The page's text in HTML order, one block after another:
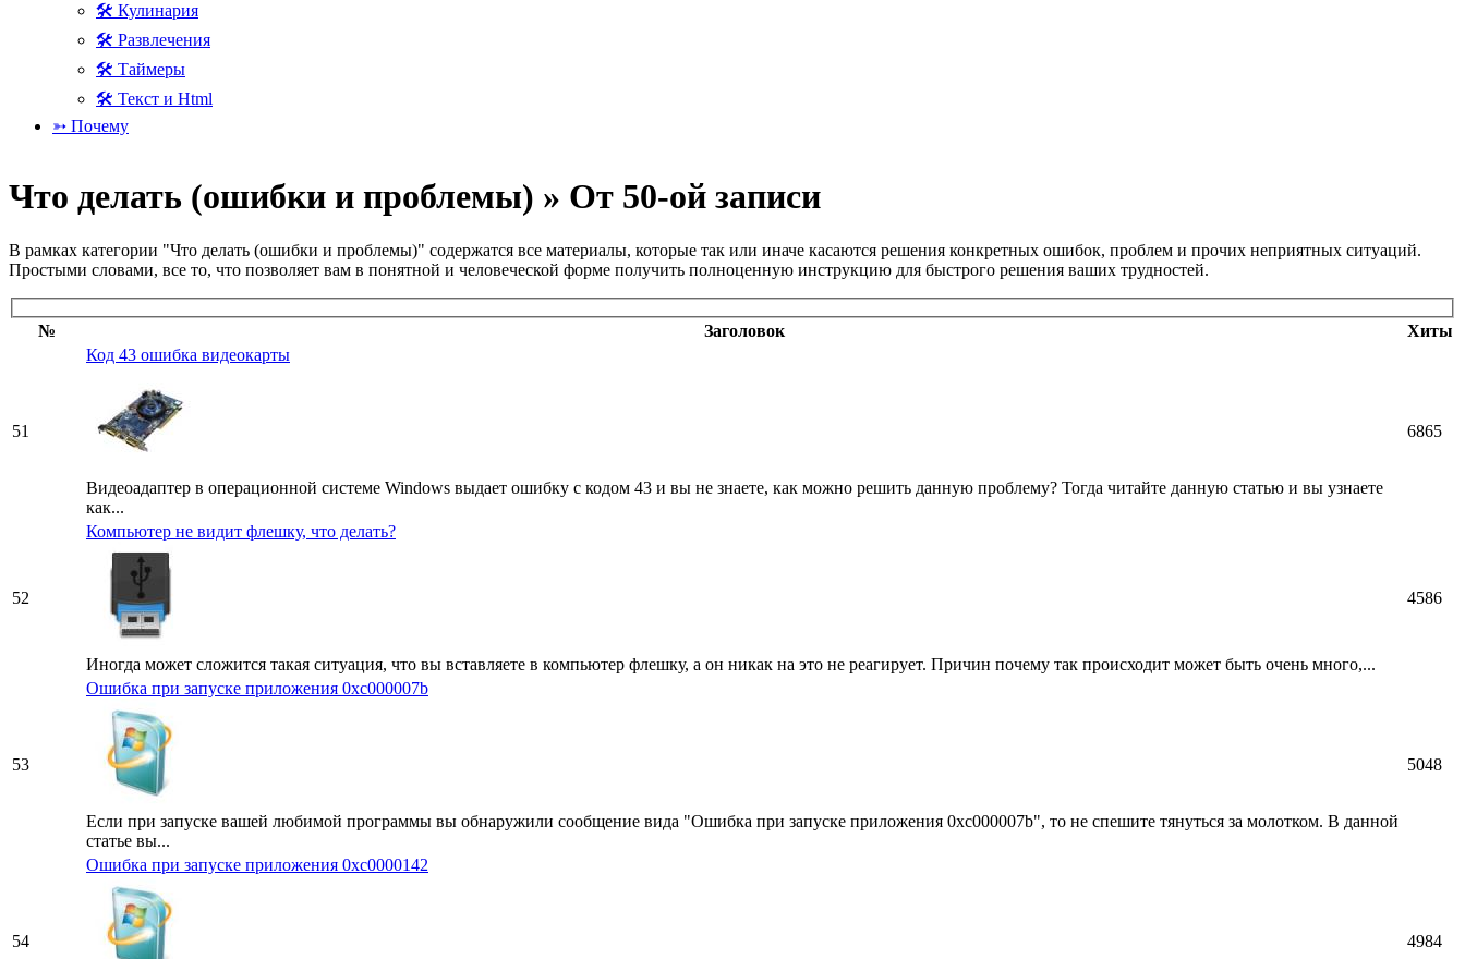
🛠 Кулинария
🛠 Развлечения
🛠 Таймеры
🛠 Текст и Html
➳ Почему
Что делать (ошибки и проблемы) » От 50-ой записи
В рамках категории "Что делать (ошибки и проблемы)" содержатся все материалы, которые так или иначе касаются решения конкретных ошибок, проблем и прочих неприятных ситуаций.
Простыми словами, все то, что позволяет вам в понятной и человеческой форме получить полноценную инструкцию для быстрого решения ваших трудностей.
№ Заголовок Хиты
51
Код 43 ошибка видеокарты
Видеоадаптер в операционной системе Windows выдает ошибку с кодом 43 и вы не знаете, как можно решить данную проблему? Тогда читайте данную статью и вы узнаете
как...
6865
52
Компьютер не видит флешку, что делать?
Иногда может сложится такая ситуация, что вы вставляете в компьютер флешку, а он никак на это не реагирует. Причин почему так происходит может быть очень много,...
4586
53
Ошибка при запуске приложения 0xc000007b
Если при запуске вашей любимой программы вы обнаружили сообщение вида "Ошибка при запуске приложения 0xc000007b", то не спешите тянуться за молотком. В данной
статье вы...
5048
54
Ошибка при запуске приложения 0xc0000142
4984